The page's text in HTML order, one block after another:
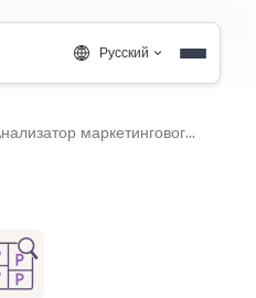
Русский
Анализатор маркетингового микса 4P